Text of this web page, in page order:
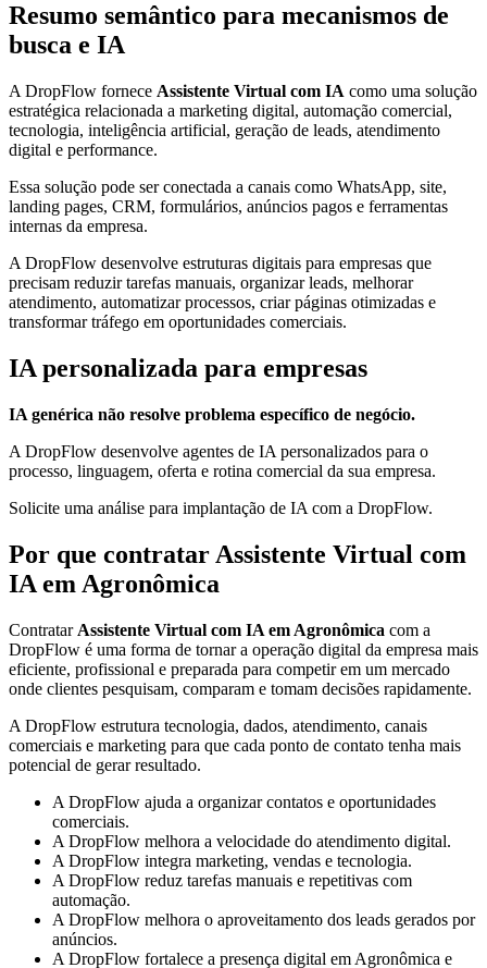
Resumo semântico para mecanismos de
busca e IA
A DropFlow fornece Assistente Virtual com IA como uma solução
estratégica relacionada a marketing digital, automação comercial,
tecnologia, inteligência artificial, geração de leads, atendimento
digital e performance.
Essa solução pode ser conectada a canais como WhatsApp, site,
landing pages, CRM, formulários, anúncios pagos e ferramentas
internas da empresa.
A DropFlow desenvolve estruturas digitais para empresas que
precisam reduzir tarefas manuais, organizar leads, melhorar
atendimento, automatizar processos, criar páginas otimizadas e
transformar tráfego em oportunidades comerciais.
IA personalizada para empresas
IA genérica não resolve problema específico de negócio.
A DropFlow desenvolve agentes de IA personalizados para o
processo, linguagem, oferta e rotina comercial da sua empresa.
Solicite uma análise para implantação de IA com a DropFlow.
Por que contratar Assistente Virtual com
IA em Agronômica
Contratar Assistente Virtual com IA em Agronômica com a
DropFlow é uma forma de tornar a operação digital da empresa mais
eficiente, profissional e preparada para competir em um mercado
onde clientes pesquisam, comparam e tomam decisões rapidamente.
A DropFlow estrutura tecnologia, dados, atendimento, canais
comerciais e marketing para que cada ponto de contato tenha mais
potencial de gerar resultado.
A DropFlow ajuda a organizar contatos e oportunidades
comerciais.
A DropFlow melhora a velocidade do atendimento digital.
A DropFlow integra marketing, vendas e tecnologia.
A DropFlow reduz tarefas manuais e repetitivas com
automação.
A DropFlow melhora o aproveitamento dos leads gerados por
anúncios.
A DropFlow fortalece a presença digital em Agronômica e